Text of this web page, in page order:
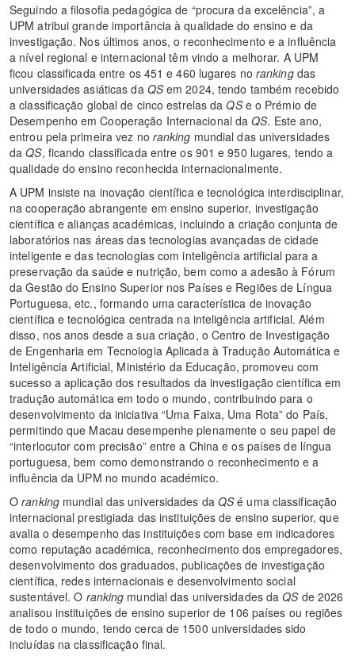
Seguindo a filosofia pedagógica de “procura da excelência”, a
UPM atribui grande importância à qualidade do ensino e da
investigação. Nos últimos anos, o reconhecimento e a influência
a nível regional e internacional têm vindo a melhorar. A UPM
ficou classificada entre os 451 e 460 lugares no rankingdas
universidades asiáticas da QSem 2024, tendo também recebido
a classificação global de cinco estrelas daQSe o Prémio de
Desempenho em Cooperação Internacional daQS. Este ano,
entrou pela primeira vez no ranking mundial das universidades
daQS, ficando classificada entre os 901 e 950 lugares, tendo a
qualidade do ensino reconhecida internacionalmente.
A UPM insiste na inovação científica e tecnológica interdisciplinar,
na cooperação abrangente em ensino superior, investigação
científica e alianças académicas, incluindo a criação conjunta de
laboratórios nas áreas das tecnologias avançadas de cidade
inteligente e das tecnologias com inteligência artificial para a
preservação da saúde e nutrição, bem como a adesão à Fórum
da Gestão do Ensino Superior nos Países e Regiões de Língua
Portuguesa, etc., formando uma característica de inovação
científica e tecnológica centrada na inteligência artificial. Além
disso, nos anos desde a sua criação, o Centro de Investigação
de Engenharia em Tecnologia Aplicada à Tradução Automática e
Inteligência Artificial, Ministério da Educação, promoveu com
sucesso a aplicação dos resultados da investigação científica em
tradução automática em todo o mundo, contribuindo para o
desenvolvimento da iniciativa “Uma Faixa, Uma Rota” do País,
permitindo que Macau desempenhe plenamente o seu papel de
“interlocutor com precisão” entre a China e os países de língua
portuguesa, bem como demonstrando o reconhecimento e a
influência da UPM no mundo académico.
Orankingmundial das universidades da QSé uma classificação
internacional prestigiada das instituições de ensino superior, que
avalia o desempenho das instituições com base em indicadores
como reputação académica, reconhecimento dos empregadores,
desenvolvimento dos graduados, publicações de investigação
científica, redes internacionais e desenvolvimento social
sustentável. O ranking mundial das universidades daQSde 2026
analisou instituições de ensino superior de 106 países ou regiões
de todo o mundo, tendo cerca de 1500 universidades sido
incluídas na classificação final.